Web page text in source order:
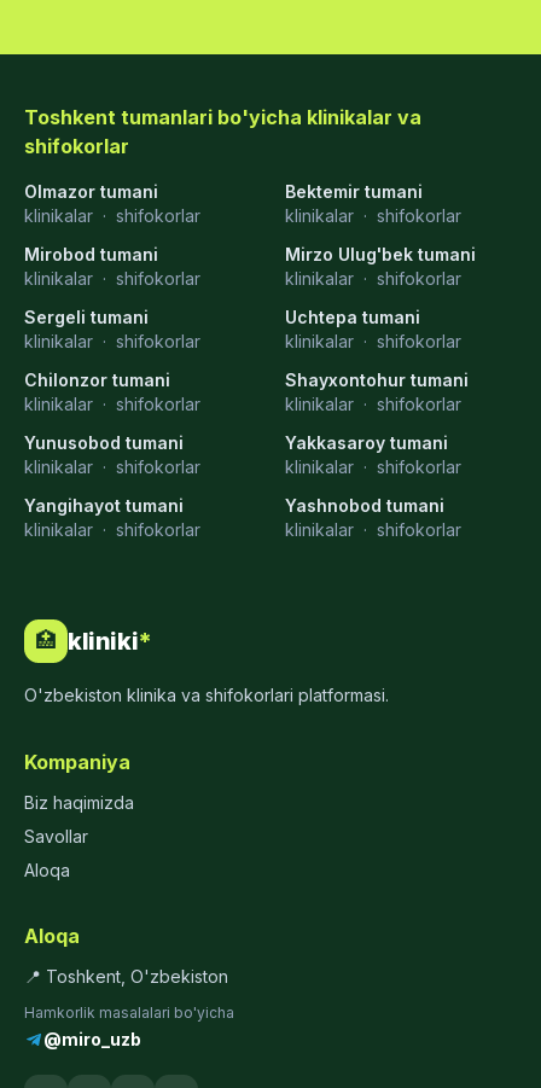
Toshkent tumanlari bo'yicha klinikalar va
shifokorlar
Olmazor tumani
klinikalar · shifokorlar
Bektemir tumani
klinikalar · shifokorlar
Mirobod tumani
klinikalar · shifokorlar
Mirzo Ulug'bek tumani
klinikalar · shifokorlar
Sergeli tumani
klinikalar · shifokorlar
Uchtepa tumani
klinikalar · shifokorlar
Chilonzor tumani
klinikalar · shifokorlar
Shayxontohur tumani
klinikalar · shifokorlar
Yunusobod tumani
klinikalar · shifokorlar
Yakkasaroy tumani
klinikalar · shifokorlar
Yangihayot tumani
klinikalar · shifokorlar
Yashnobod tumani
klinikalar · shifokorlar
🏥 kliniki*
O'zbekiston klinika va shifokorlari platformasi.
Kompaniya
Biz haqimizda
Savollar
Aloqa
Aloqa
📍 Toshkent, O'zbekiston
Hamkorlik masalalari bo'yicha
@miro_uzb